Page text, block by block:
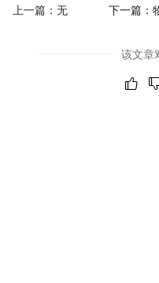
上一篇：无 下一篇：
该文章